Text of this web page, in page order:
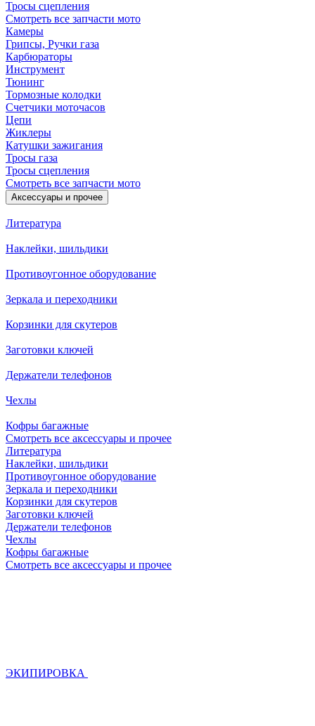
Тросы сцепления
Смотреть все запчасти мото
Камеры
Грипсы, Ручки газа
Карбюраторы
Инструмент
Тюнинг
Тормозные колодки
Счетчики моточасов
Цепи
Жиклеры
Катушки зажигания
Тросы газа
Тросы сцепления
Смотреть все запчасти мото
Аксессуары и прочее
Литература
Наклейки, шильдики
Противоугонное оборудование
Зеркала и переходники
Корзинки для скутеров
Заготовки ключей
Держатели телефонов
Чехлы
Кофры багажные
Смотреть все аксессуары и прочее
Литература
Наклейки, шильдики
Противоугонное оборудование
Зеркала и переходники
Корзинки для скутеров
Заготовки ключей
Держатели телефонов
Чехлы
Кофры багажные
Смотреть все аксессуары и прочее
ЭКИПИРОВКА